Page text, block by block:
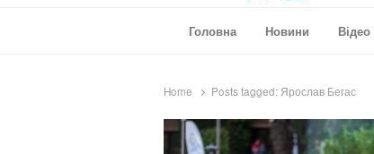
Головна
Новини Відео
Home Posts tagged: Ярослав Бегас